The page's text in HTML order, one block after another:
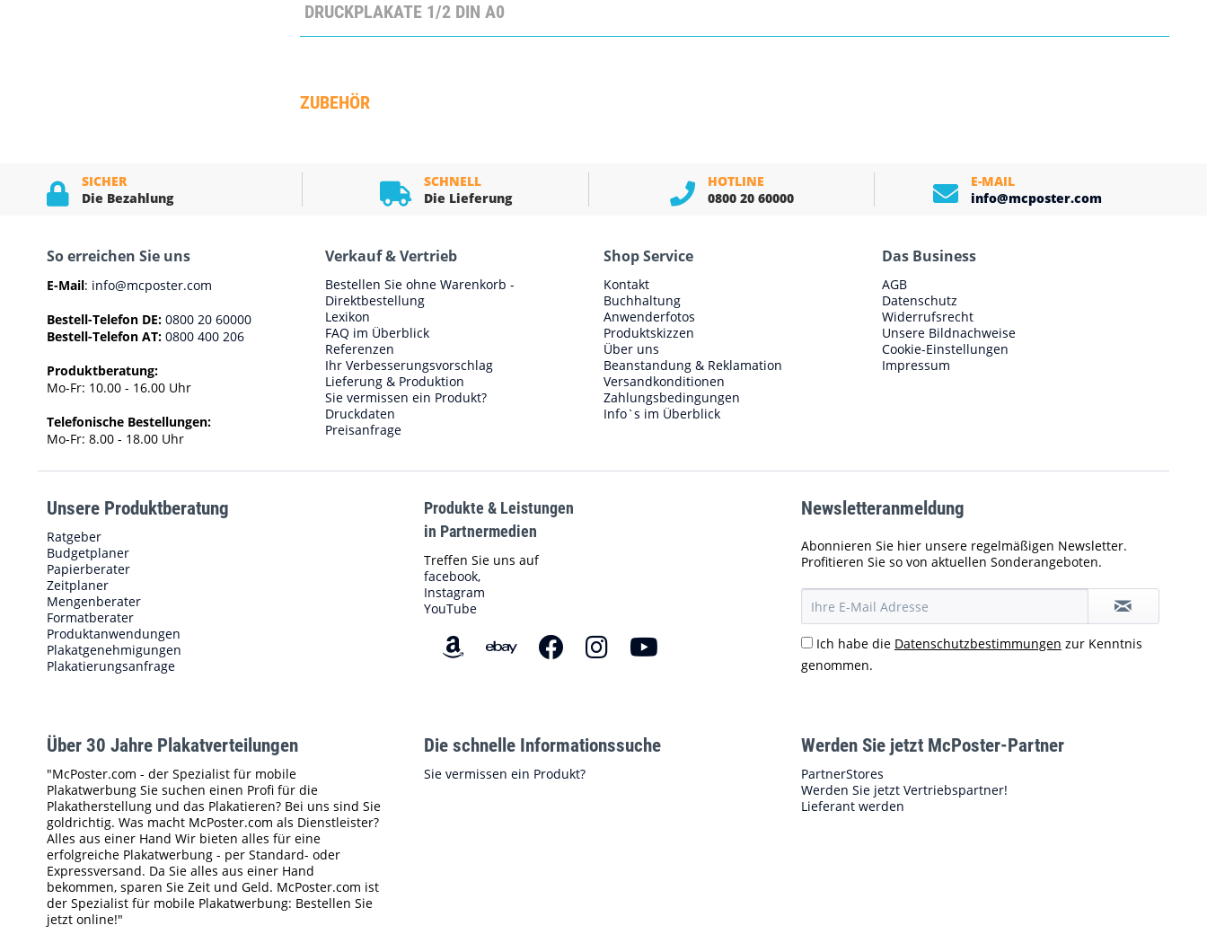
DRUCKPLAKATE 1/2 DIN A0
ZUBEHÖR
SICHER
Die Bezahlung
SCHNELL
Die Lieferung
HOTLINE
0800 20 60000
E-MAIL
info@mcposter.com
So erreichen Sie uns
E-Mail: info@mcposter.com
Bestell-Telefon DE: 0800 20 60000
Bestell-Telefon AT: 0800 400 206
Produktberatung:
Mo-Fr: 10.00 - 16.00 Uhr
Telefonische Bestellungen:
Mo-Fr: 8.00 - 18.00 Uhr
Verkauf & Vertrieb
Bestellen Sie ohne Warenkorb -
Direktbestellung
Lexikon
FAQ im Überblick
Referenzen
Ihr Verbesserungsvorschlag
Lieferung & Produktion
Sie vermissen ein Produkt?
Druckdaten
Preisanfrage
Shop Service
Kontakt
Buchhaltung
Anwenderfotos
Produktskizzen
Über uns
Beanstandung & Reklamation
Versandkonditionen
Zahlungsbedingungen
Info`s im Überblick
Das Business
AGB
Datenschutz
Widerrufsrecht
Unsere Bildnachweise
Cookie-Einstellungen
Impressum
Unsere Produktberatung
Ratgeber
Budgetplaner
Papierberater
Zeitplaner
Mengenberater
Formatberater
Produktanwendungen
Plakatgenehmigungen
Plakatierungsanfrage
Produkte & Leistungen
in Partnermedien
Treffen Sie uns auf
facebook,
Instagram
YouTube
Newsletteranmeldung
Abonnieren Sie hier unsere regelmäßigen Newsletter.
Profitieren Sie so von aktuellen Sonderangeboten.
Ich habe die Datenschutzbestimmungen zur Kenntnis
genommen.
Über 30 Jahre Plakatverteilungen
"McPoster.com - der Spezialist für mobile
Plakatwerbung Sie suchen einen Profi für die
Plakatherstellung und das Plakatieren? Bei uns sind Sie
goldrichtig. Was macht McPoster.com als Dienstleister?
Alles aus einer Hand Wir bieten alles für eine
erfolgreiche Plakatwerbung - per Standard- oder
Expressversand. Da Sie alles aus einer Hand
bekommen, sparen Sie Zeit und Geld. McPoster.com ist
der Spezialist für mobile Plakatwerbung: Bestellen Sie
jetzt online!"
Die schnelle Informationssuche
Sie vermissen ein Produkt?
Werden Sie jetzt McPoster-Partner
PartnerStores
Werden Sie jetzt Vertriebspartner!
Lieferant werden